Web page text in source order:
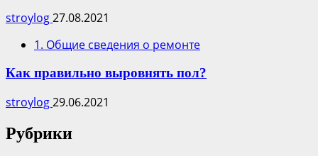
stroylog27.08.2021
1. Общие сведения о ремонте
Как правильно выровнять пол?
stroylog29.06.2021
Рубрики